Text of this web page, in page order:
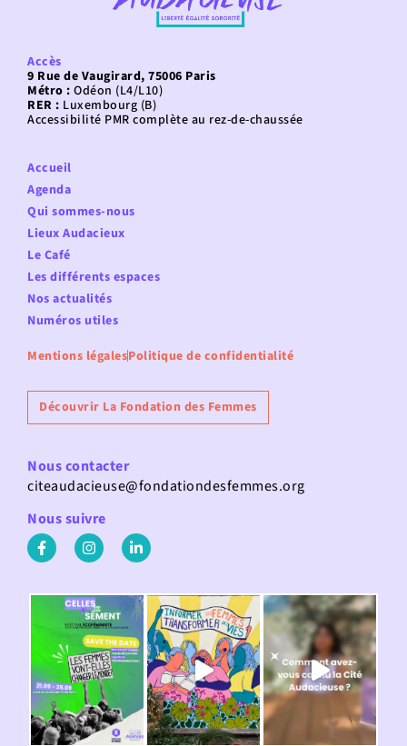
Accès
9 Rue de Vaugirard, 75006 Paris
Métro : Odéon (L4/L10)
RER : Luxembourg (B)
Accessibilité PMR complète au rez-de-chaussée
Accueil
Agenda
Qui sommes-nous
Lieux Audacieux
Le Café
Les différents espaces
Nos actualités
Numéros utiles
Mentions légalesPolitique de confidentialité
Découvrir La Fondation des Femmes
Nous contacter
citeaudacieuse@fondationdesfemmes.org
Nous suivre